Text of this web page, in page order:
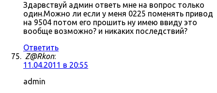
Здарвствуй админ ответь мне на вопрос только
один.Можно ли если у меня 0225 поменять привод
на 9504 потом его прошить ну имею ввиду это
вообще возможно? и никаких последствий?
Ответить
Z@Rkon:
11.04.2011 в 20:55
admin